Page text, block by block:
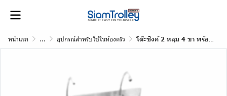
หน้าแรก ... อุปกรณ์สำหรับใช้ในห้องครัว โต๊ะซิงค์ 2 หลุม 4 ขา พร้อมที่พัก